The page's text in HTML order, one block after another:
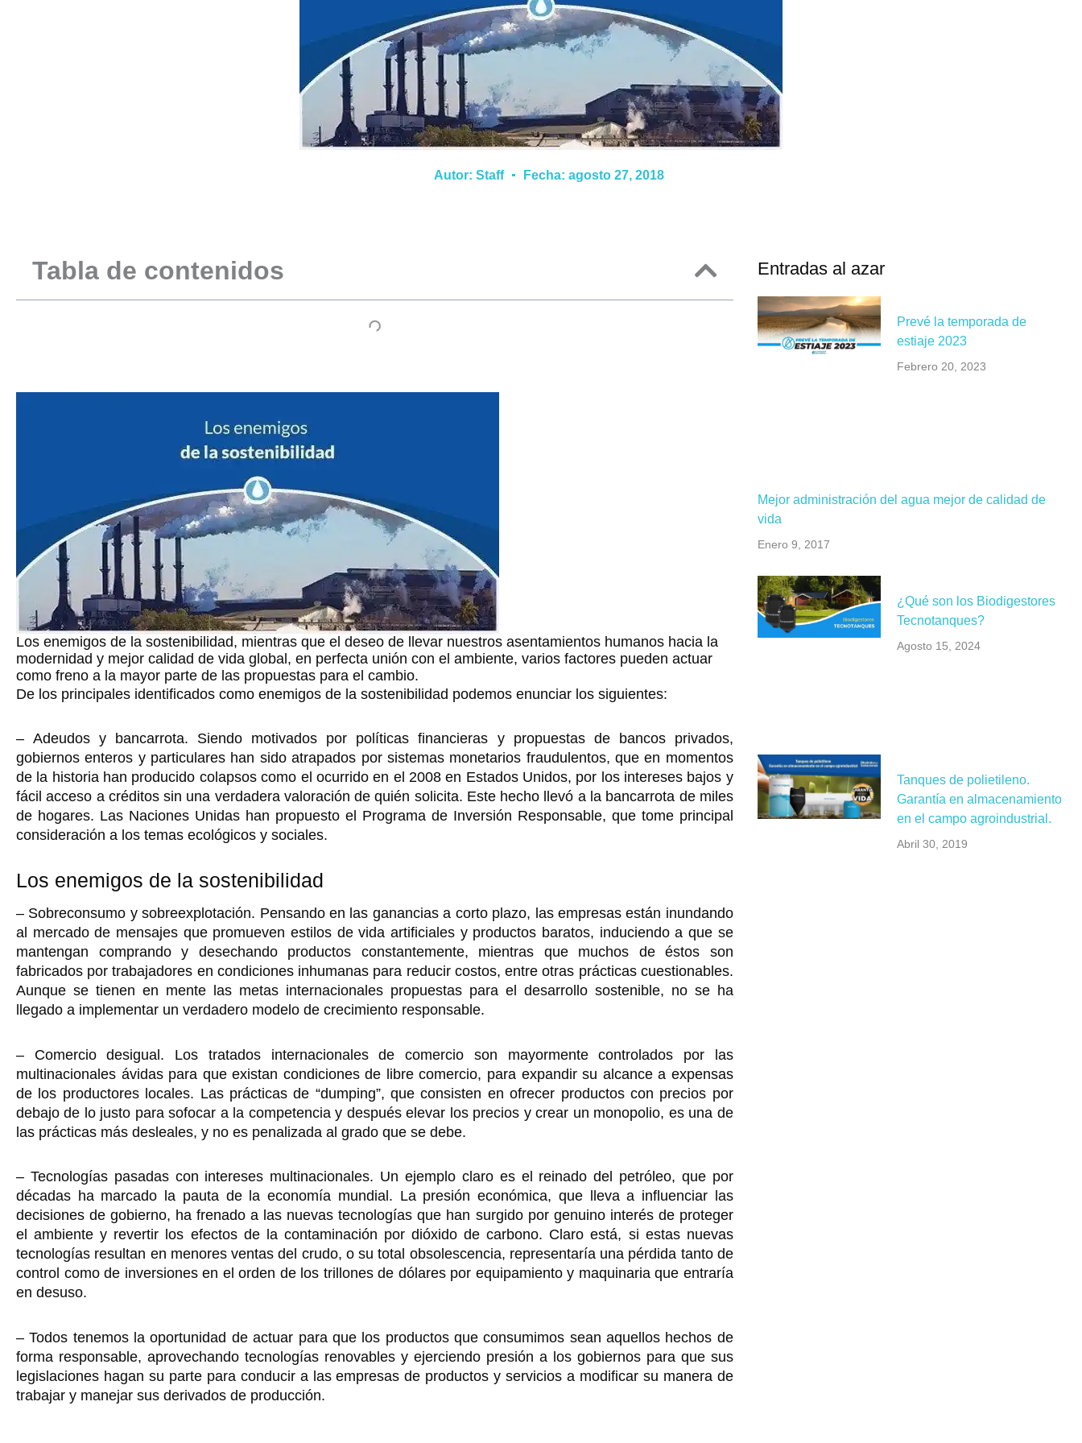
Autor: Staff Fecha: agosto 27, 2018
Tabla de contenidos
Los enemigos de la sostenibilidad, mientras que el deseo de llevar nuestros asentamientos humanos hacia la
modernidad y mejor calidad de vida global, en perfecta unión con el ambiente, varios factores pueden actuar
como freno a la mayor parte de las propuestas para el cambio.
De los principales identificados como enemigos de la sostenibilidad podemos enunciar los siguientes:
– Adeudos y bancarrota. Siendo motivados por políticas financieras y propuestas de bancos privados,
gobiernos enteros y particulares han sido atrapados por sistemas monetarios fraudulentos, que en momentos
de la historia han producido colapsos como el ocurrido en el 2008 en Estados Unidos, por los intereses bajos y
fácil acceso a créditos sin una verdadera valoración de quién solicita. Este hecho llevó a la bancarrota de miles
de hogares. Las Naciones Unidas han propuesto el Programa de Inversión Responsable, que tome principal
consideración a los temas ecológicos y sociales.
Los enemigos de la sostenibilidad
– Sobreconsumo y sobreexplotación. Pensando en las ganancias a corto plazo, las empresas están inundando
al mercado de mensajes que promueven estilos de vida artificiales y productos baratos, induciendo a que se
mantengan comprando y desechando productos constantemente, mientras que muchos de éstos son
fabricados por trabajadores en condiciones inhumanas para reducir costos, entre otras prácticas cuestionables.
Aunque se tienen en mente las metas internacionales propuestas para el desarrollo sostenible, no se ha
llegado a implementar un verdadero modelo de crecimiento responsable.
– Comercio desigual. Los tratados internacionales de comercio son mayormente controlados por las
multinacionales ávidas para que existan condiciones de libre comercio, para expandir su alcance a expensas
de los productores locales. Las prácticas de “dumping”, que consisten en ofrecer productos con precios por
debajo de lo justo para sofocar a la competencia y después elevar los precios y crear un monopolio, es una de
las prácticas más desleales, y no es penalizada al grado que se debe.
– Tecnologías pasadas con intereses multinacionales. Un ejemplo claro es el reinado del petróleo, que por
décadas ha marcado la pauta de la economía mundial. La presión económica, que lleva a influenciar las
decisiones de gobierno, ha frenado a las nuevas tecnologías que han surgido por genuino interés de proteger
el ambiente y revertir los efectos de la contaminación por dióxido de carbono. Claro está, si estas nuevas
tecnologías resultan en menores ventas del crudo, o su total obsolescencia, representaría una pérdida tanto de
control como de inversiones en el orden de los trillones de dólares por equipamiento y maquinaria que entraría
en desuso.
– Todos tenemos la oportunidad de actuar para que los productos que consumimos sean aquellos hechos de
forma responsable, aprovechando tecnologías renovables y ejerciendo presión a los gobiernos para que sus
legislaciones hagan su parte para conducir a las empresas de productos y servicios a modificar su manera de
trabajar y manejar sus derivados de producción.
Entradas al azar
Prevé la temporada de
estiaje 2023
Febrero 20, 2023
Mejor administración del agua mejor de calidad de
vida
Enero 9, 2017
¿Qué son los Biodigestores
Tecnotanques?
Agosto 15, 2024
Tanques de polietileno.
Garantía en almacenamiento
en el campo agroindustrial.
Abril 30, 2019